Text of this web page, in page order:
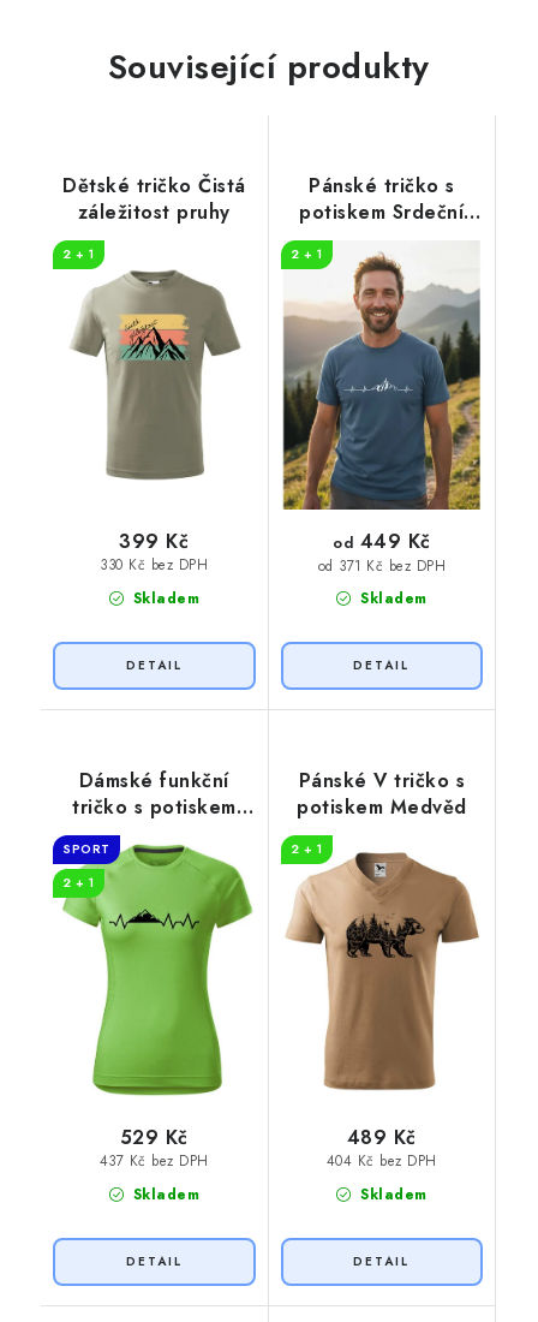
Související produkty
Dětské tričko Čistá
záležitost pruhy
2 + 1
Skladem
330 Kč bez DPH
399 Kč
Pánské tričko s
potiskem Srdeční
tep horolezec
2 + 1
Skladem
od 371 Kč bez DPH
od 449 Kč
Dámské funkční
tričko s potiskem
Tep hory
SPORT
2 + 1
Skladem
437 Kč bez DPH
529 Kč
Pánské V tričko s
potiskem Medvěd
2 + 1
Skladem
404 Kč bez DPH
489 Kč